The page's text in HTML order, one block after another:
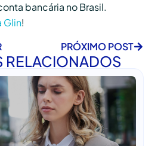
bancária no Brasil.
Glin!
PRÓXIMO POST
RELACIONADOS